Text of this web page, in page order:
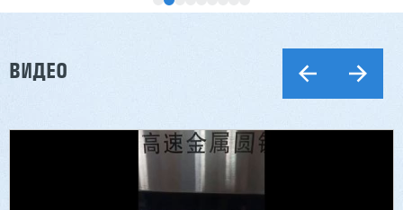
Двухсторонний шипорез MX6015
ВИДЕО